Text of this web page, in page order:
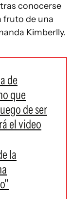
conocerse
fruto de una
Kimberlly.
de
que
de ser
el video
la